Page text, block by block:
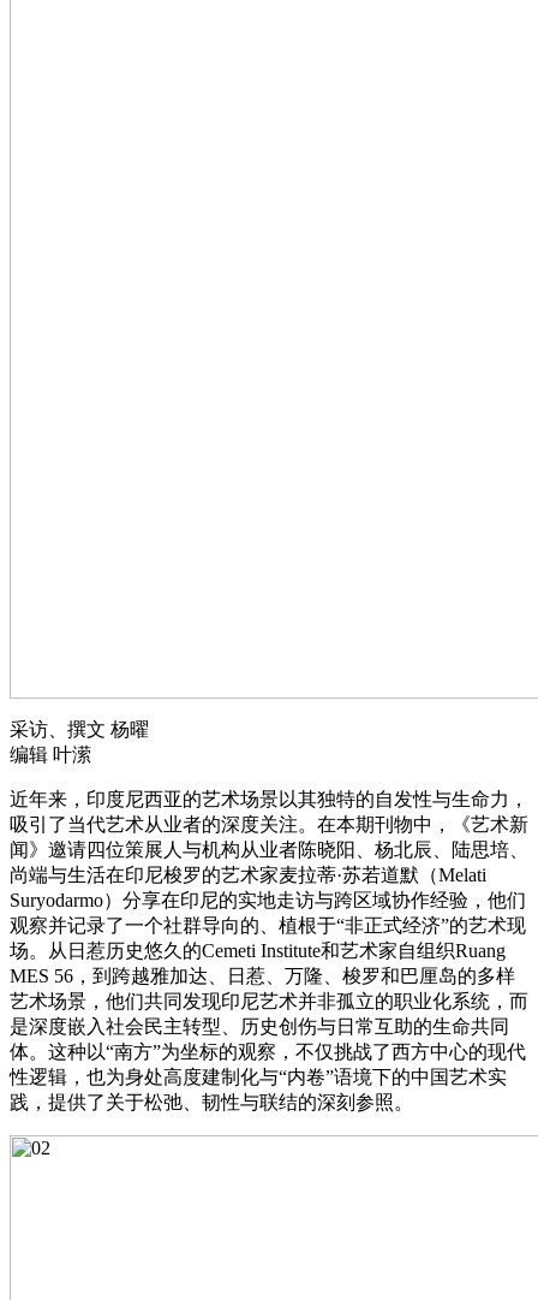
采访、撰文 杨曜
编辑 叶潆
近年来，印度尼西亚的艺术场景以其独特的自发性与生命力，
吸引了当代艺术从业者的深度关注。在本期刊物中，《艺术新
闻》邀请四位策展人与机构从业者陈晓阳、杨北辰、陆思培、
尚端与生活在印尼梭罗的艺术家麦拉蒂·苏若道默（Melati
Suryodarmo）分享在印尼的实地走访与跨区域协作经验，他们
观察并记录了一个社群导向的、植根于“非正式经济”的艺术现
场。从日惹历史悠久的Cemeti Institute和艺术家自组织Ruang
MES 56，到跨越雅加达、日惹、万隆、梭罗和巴厘岛的多样
艺术场景，他们共同发现印尼艺术并非孤立的职业化系统，而
是深度嵌入社会民主转型、历史创伤与日常互助的生命共同
体。这种以“南方”为坐标的观察，不仅挑战了西方中心的现代
性逻辑，也为身处高度建制化与“内卷”语境下的中国艺术实
践，提供了关于松弛、韧性与联结的深刻参照。